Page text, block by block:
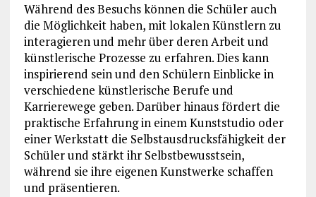
Während des Besuchs können die Schüler auch
die Möglichkeit haben, mit lokalen Künstlern zu
interagieren und mehr über deren Arbeit und
künstlerische Prozesse zu erfahren. Dies kann
inspirierend sein und den Schülern Einblicke in
verschiedene künstlerische Berufe und
Karrierewege geben. Darüber hinaus fördert die
praktische Erfahrung in einem Kunststudio oder
einer Werkstatt die Selbstausdrucksfähigkeit der
Schüler und stärkt ihr Selbstbewusstsein,
während sie ihre eigenen Kunstwerke schaffen
und präsentieren.